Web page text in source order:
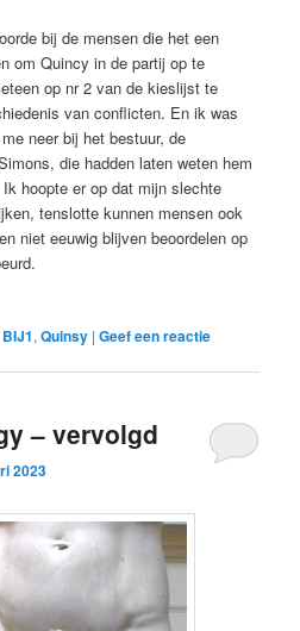
bij de mensen die het een
om Quincy in de partij op te
op nr 2 van de kieslijst te
van conflicten. En ik was
neer bij het bestuur, de
die hadden laten weten hem
hoopte er op dat mijn slechte
tenslotte kunnen mensen ook
niet eeuwig blijven beoordelen op
BIJ1,Quinsy |Geef een reactie
– vervolgd
2023